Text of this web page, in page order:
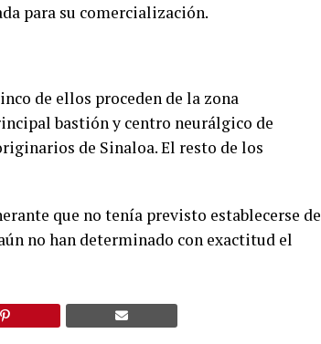
para su comercialización.
de ellos proceden de la zona
bastión y centro neurálgico de
de Sinaloa. El resto de los
que no tenía previsto establecerse de
no han determinado con exactitud el